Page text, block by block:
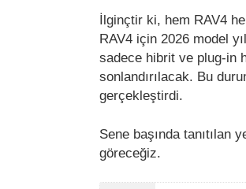
İlginçtir ki, hem RAV4
RAV4 için 2026 model
sadece hibrit ve plug-in
sonlandırılacak. Bu
gerçekleştirdi.
Sene başında tanıtılan
göreceğiz.